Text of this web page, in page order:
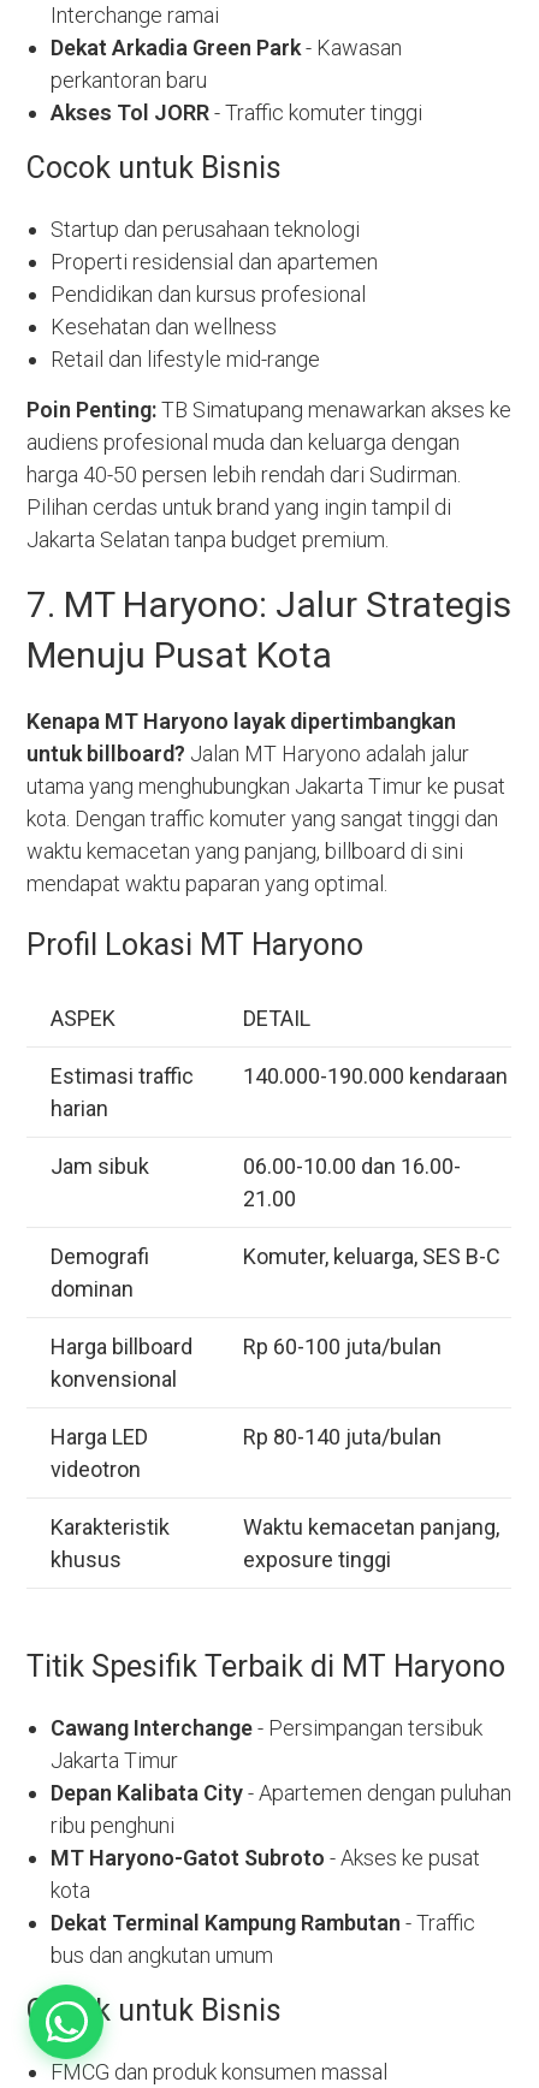
Interchange ramai
Dekat Arkadia Green Park- Kawasan
perkantoran baru
Akses Tol JORR- Traffic komuter tinggi
Cocok untuk Bisnis
Startup dan perusahaan teknologi
Properti residensial dan apartemen
Pendidikan dan kursus profesional
Kesehatan dan wellness
Retail dan lifestyle mid-range
Poin Penting:TB Simatupang menawarkan akses ke
audiens profesional muda dan keluarga dengan
harga 40-50 persen lebih rendah dari Sudirman.
Pilihan cerdas untuk brand yang ingin tampil di
Jakarta Selatan tanpa budget premium.
7. MT Haryono: Jalur Strategis
Menuju Pusat Kota
Kenapa MT Haryono layak dipertimbangkan
untuk billboard? Jalan MT Haryono adalah jalur
utama yang menghubungkan Jakarta Timur ke pusat
kota. Dengan traffic komuter yang sangat tinggi dan
waktu kemacetan yang panjang, billboard di sini
mendapat waktu paparan yang optimal.
Profil Lokasi MT Haryono
ASPEK DETAIL
Estimasi traffic
harian
140.000-190.000 kendaraan
Jam sibuk
06.00-10.00 dan 16.00-
21.00
Demografi
dominan
Komuter, keluarga, SES B-C
Harga billboard
konvensional
Rp 60-100 juta/bulan
Harga LED
videotron
Rp 80-140 juta/bulan
Karakteristik
khusus
Waktu kemacetan panjang,
exposure tinggi
Titik Spesifik Terbaik di MT Haryono
Cawang Interchange- Persimpangan tersibuk
Jakarta Timur
Depan Kalibata City- Apartemen dengan puluhan
ribu penghuni
MT Haryono-Gatot Subroto - Akses ke pusat
kota
Dekat Terminal Kampung Rambutan - Traffic
bus dan angkutan umum
Cocok untuk Bisnis
FMCG dan produk konsumen massal